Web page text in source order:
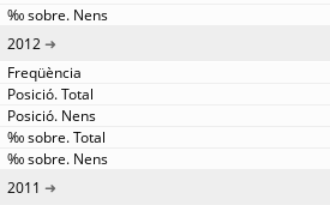
2012
2011